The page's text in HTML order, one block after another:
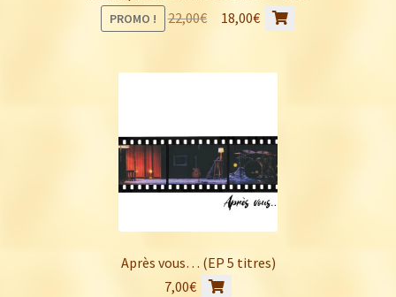
PROMO ! 22,00€
Le18,00€ Le
Après vous… (EP 5 titres)
7,00€